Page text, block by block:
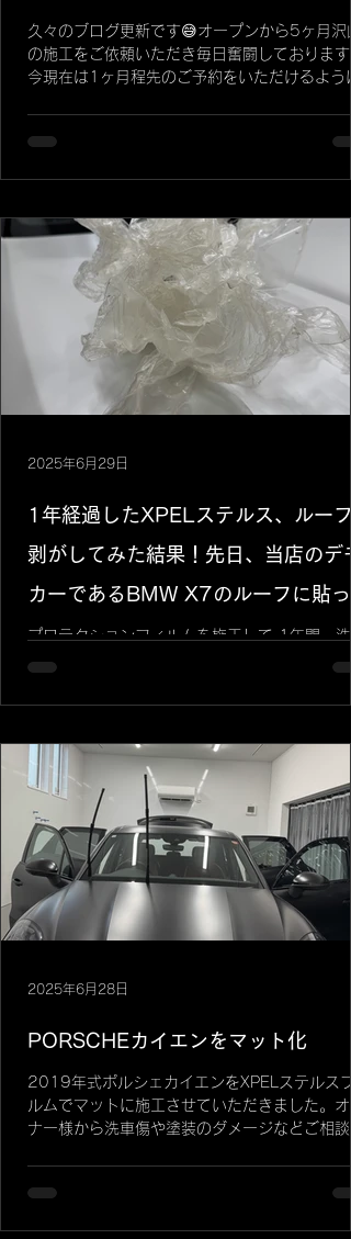
久々のブログ更新です😅オープンから5ヶ月沢
の施工をご依頼いただき毎日奮闘しております
今現在は1ヶ月程先のご予約をいただけるよう
ロテクションフィルムの施工店は避けては通れ
かと言うと、ボディが流れるような丸みを帯び
箇所が多いからです‼︎ イメージとしてはボール
にボールの半分の大きさのシールを貼るとしま
ょうか、シワなく貼れるでしょうか？想像する
けで難しいですよね！画像からも分かるように
体的に丸いんです！ なので、色々な箇所にシワ
出来やすくどういう風に施工するかは施工者の
キルが試されます。そして難関はヘッドライト
す😁 ヘッドライトにはどの車にもハードコー
ます。そしてポルシェオーナー様はヘッドライ
ぜならヘ
1年経過したXPELステルス、ルーフ
剥がしてみた結果！先日、当店のデ
カーであるBMW X7のルーフに貼っ
いた**XPELステルス（マットホワイ
ト）**を、施工から1年が経過したた
め剥がしてみました。驚きの結果！
車時の輝きそのまま
プロテクションフィルムを施工して 1年間、洗
をあまりせずにいたにも関わらず、フィルムを
た！プロテクションフィルムの保護効果の高さ
2025年6月29日
PORSCHEカイエンをマット化
2019年式ポルシェカイエンをXPELステルスフ
ルムでマットに施工させていただきました。オ
ナー様から洗車傷や塗装のダメージなどご相談
リング洗浄、鉄粉除去をした後に磨き（研磨作
2025年6月28日